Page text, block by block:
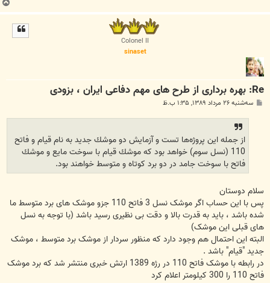
Colonel II
sinaset
Re: بهره برداری از طرح های مهم دفاعی ایران ، بزودی
سه‌شنبه ۲۶ مرداد ۱۳۸۹, ۱:۳۵ ب.ظ
از جمله اين پروژه‌ها تست و آزمايش دو موشك جديد به نام قيام و فاتح
110 (نسل سوم) خواهد بود كه موشك قيام با سوخت مايع و موشك
فاتح با سوخت جامد در دو برد كوتاه و متوسط خواهند بود.
سلام دوستان
پس با این حساب اگر موشک نسل 3 فاتح 110 جزو موشک های برد متوسط ما
شده باشد ، باید به قدرت بالا و دقت بی نظیری رسید باشد (با توجه به نسل
های قبلی این موشک)
البته این احتمال هم وجود دارد که منظور سردار از موشک برد متوسط ، موشک
جدید "قیام" باشد .
در رابطه با موشک فاتح 110 در رژه 1389 ارتش خبری منتشر شد که برد موشک
فاتح 110 را 300 کیلومتر اعلام کرد